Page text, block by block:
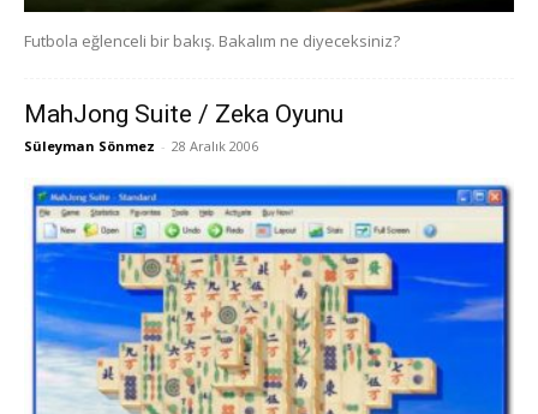
Futbola eğlenceli bir bakış. Bakalım ne diyeceksiniz?
MahJong Suite / Zeka Oyunu
Süleyman Sönmez - 28 Aralık 2006